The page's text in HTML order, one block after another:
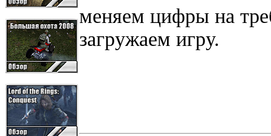
меняем цифры на
загружаем игру.